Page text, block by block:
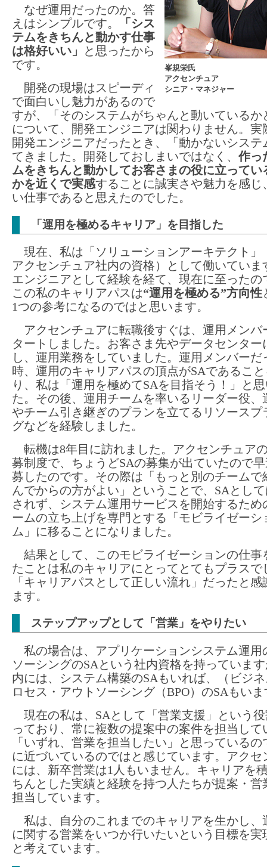
峯規栄氏
アクセンチュア
シニア・マネジャー
なぜ運用だったのか。答
えはシンプルです。
「シス
テムをきちんと動かす仕事
は格好いい」
と思ったから
です。
開発の現場はスピーディ
で面白いし魅力があるので
すが、「そのシステムがちゃんと動いているか
について、開発エンジニアは関わりません。実
開発エンジニアだったとき、「動かないシステ
てきました。開発しておしまいではなく、作っ
ムをきちんと動かしてお客さまの役に立ってい
かを近くで実感することに誠実さや魅力を感じ
い仕事であると思えたのでした。
「運用を極めるキャリア」を目指した
現在、私は「ソリューションアーキテクト」
アクセンチュア社内の資格）として働いていま
エンジニアとして経験を経て、現在に至ったの
この私のキャリアパスは“運用を極める”方向性
1つの参考になるのではと思います。
アクセンチュアに転職後すぐは、運用メンバ
タートしました。お客さま先やデータセンター
し、運用業務をしていました。運用メンバーだ
時、運用のキャリアパスの頂点がSAであるこ
り、私は「運用を極めてSAを目指そう！」と
た。その後、運用チームを率いるリーダー役、
やチーム引き継ぎのプランを立てるリソースプ
グなどを経験しました。
転機は8年目に訪れました。アクセンチュア
募制度で、ちょうどSAの募集が出ていたので
募したのです。その際は「もっと別のチームで
んでからの方がよい」ということで、SAとし
されず、システム運用サービスを開始するため
ームの立ち上げを専門とする「モビライゼーシ
ム」に移ることになりました。
結果として、このモビライゼーションの仕事
たことは私のキャリアにとってとてもプラスで
「キャリアパスとして正しい流れ」だったと感
ます。
ステップアップとして「営業」をやりたい
私の場合は、アプリケーションシステム運用
ソーシングのSAという社内資格を持っていま
内には、システム構築のSAもいれば、（ビジ
ロセス・アウトソーシング（BPO）のSAもい
現在の私は、SAとして「営業支援」という
っており、常に複数の提案中の案件を担当して
「いずれ、営業を担当したい」と思っているの
に近づいているのではと感じています。アクセ
には、新卒営業は1人もいません。キャリアを
ちんとした実績と経験を持つ人たちが提案・営
担当しています。
私は、自分のこれまでのキャリアを生かし、
に関する営業をいつか行いたいという目標を実
と考えています。